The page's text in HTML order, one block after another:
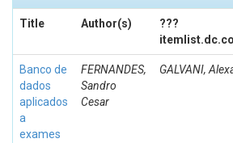
Title Author(s)
???
Banco de
dados
aplicados
a
exames
FERNANDES,
Sandro
Cesar
GALVANI,